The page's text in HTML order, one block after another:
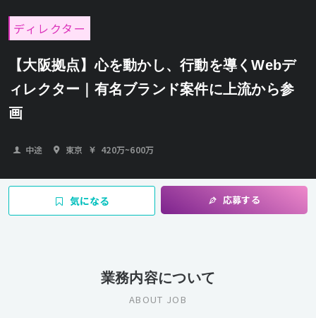
ディレクター
【大阪拠点】心を動かし、行動を導くWebデ
ィレクター｜有名ブランド案件に上流から参
画
中途 東京 420万~600万
気になる 応募する
業務内容について
ABOUT JOB